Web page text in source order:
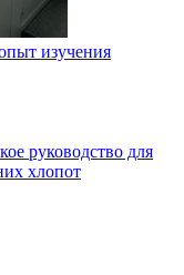
изучения
руководство для
хлопот